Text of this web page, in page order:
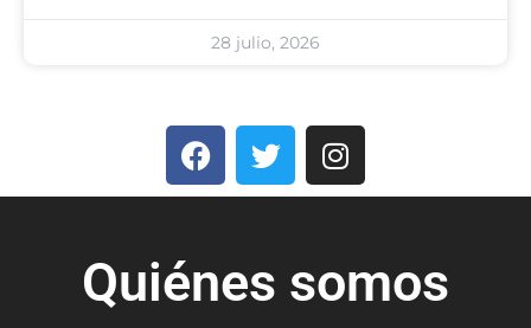
28 julio, 2026
Quiénes somos